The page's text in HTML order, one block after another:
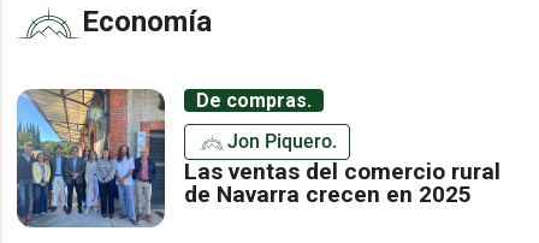
Economía
De compras.
Jon Piquero.
Las ventas del comercio rural
de Navarra crecen en 2025